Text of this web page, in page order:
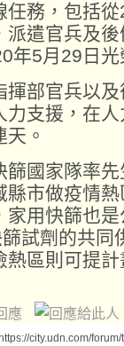
任務，包括
派遣官兵及
年5月29日
揮部官兵以
力支援，在
。
篩國家隊率
縣市做疫情
家用快篩也
試劑的共同
熱區則可提
city.udn.com/